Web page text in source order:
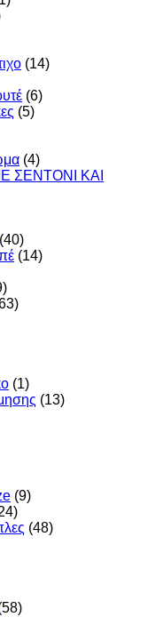
(14)
(6)
(5)
(4)
ΣΕΝΤΟΝΙ ΚΑΙ
(40)
(14)
(1)
(13)
(9)
(48)